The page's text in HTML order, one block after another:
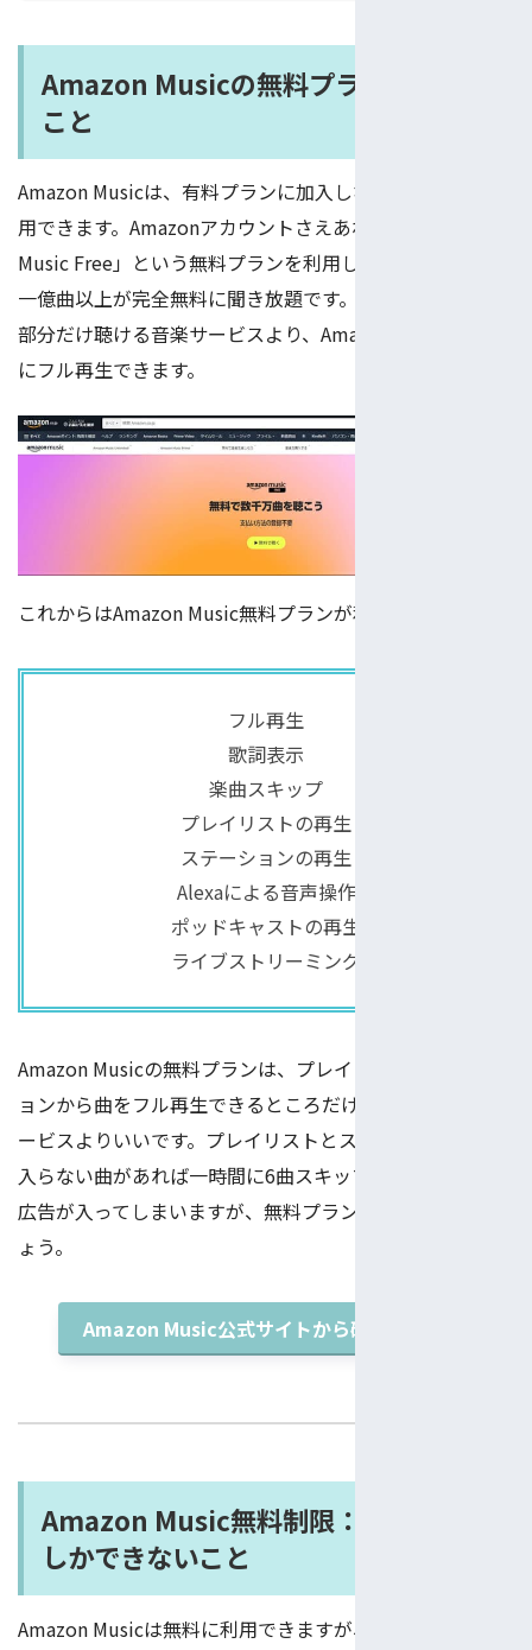
Amazon Musicの無料プランができる
こと
Amazon Musicは、有料プランに加入しなくても誰でも利
用できます。Amazonアカウントさえあれば「Amazon
Music Free」という無料プランを利用して曲を聴けます。
一億曲以上が完全無料に聞き放題です。無料ならば初めの
部分だけ聴ける音楽サービスより、Amazon Musicは無料
にフル再生できます。
これからはAmazon Music無料プランが利用できる機能：
フル再生
歌詞表示
楽曲スキップ
プレイリストの再生
ステーションの再生
Alexaによる音声操作
ポッドキャストの再生
ライブストリーミング
Amazon Musicの無料プランは、プレイリストとステーシ
ョンから曲をフル再生できるところだけで、多くの音楽サ
ービスよりいいです。プレイリストとステーションに気に
入らない曲があれば一時間に6曲スキップできます。音声
広告が入ってしまいますが、無料プランだし仕方ないでし
ょう。
Amazon Music公式サイトから確認する
Amazon Music無料制限：有料プラン
しかできないこと
Amazon Musicは無料に利用できますが、無料プランだと